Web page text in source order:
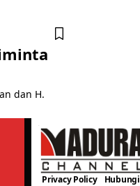
dan H.
Privacy Policy Hubungi